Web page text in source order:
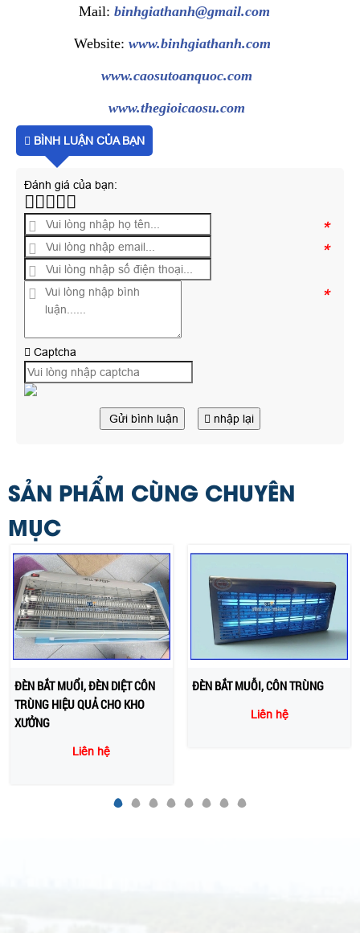
Mail:binhgiathanh@gmail.com
Website:www.binhgiathanh.com
www.caosutoanquoc.com
www.thegioicaosu.com
BÌNH LUẬN CỦA BẠN
Đánh giá của bạn:
*
*
*
Captcha
Gửi bình luận nhập lại
SẢN PHẨM CÙNG CHUYÊN
MỤC
ĐÈN BẮT MUỔI, ĐÈN DIỆT CÔN
TRÙNG HIỆU QUẢ CHO KHO
XƯỞNG
Liên hệ
ĐÈN BẮT MUỖI, CÔN TRÙNG
Liên hệ